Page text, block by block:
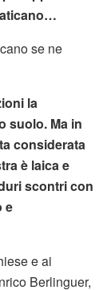
se ne
la
suolo. Ma in
considerata
è laica e
scontri con
e
e ai
Berlinguer,